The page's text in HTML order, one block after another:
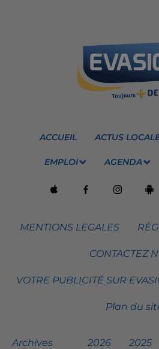
ACCUEIL ACTUS
EMPLOI AGENDA
MENTIONS LEGALES
CONTACTEZ
VOTRE PUBLICITÉ SUR
Plan du
Archives 2026 2025